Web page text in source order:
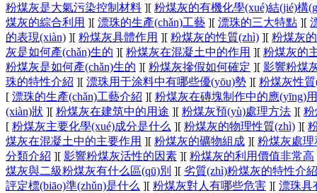
粉煤灰是大氣污染控制材料 ][ 粉煤灰的有機化學(xué)結(jié)構
煤灰的綜合利用 ][ 漂珠的生產(chǎn)工藝 ][ 漂珠的三大特點 ][
的表現(xiàn) ][ 粉煤灰具體作用 ][ 粉煤灰的性質(zhì) ][ 粉煤灰
灰是如何產(chǎn)生的 ][ 粉煤灰在混凝土中的作用 ][ 粉煤灰的
粉煤灰是如何產(chǎn)生的 ][ 粉煤灰摻假如何確定 ][ 影響粉煤
珠的特性介紹 ][ 漂珠用于涂料中有哪些優(yōu)勢 ][ 粉煤灰性
[ 漂珠的生產(chǎn)工藝介紹 ][ 粉煤灰在磚塊制作中的應(yīng)用
(xiàn)狀 ][ 粉煤灰在建筑中的用途 ][ 粉煤灰預(yù)處理方法 ][ 粉
[ 粉煤灰主要化學(xué)成分是什么 ][ 粉煤灰的物理性質(zhì) ][
煤灰在混凝土中的主要作用 ][ 粉煤灰的礦物組成 ][ 粉煤灰處理
分類介紹 ][ 影響粉煤灰活性的因素 ][ 粉煤灰的利用價值非常高
煤灰與二級粉煤灰有什么區(qū)別 ][ 劣質(zhì)粉煤灰的特性介紹
評定標(biāo)準(zhǔn)是什么 ][ 粉煤灰對人有哪些危害 ][ 漂珠具